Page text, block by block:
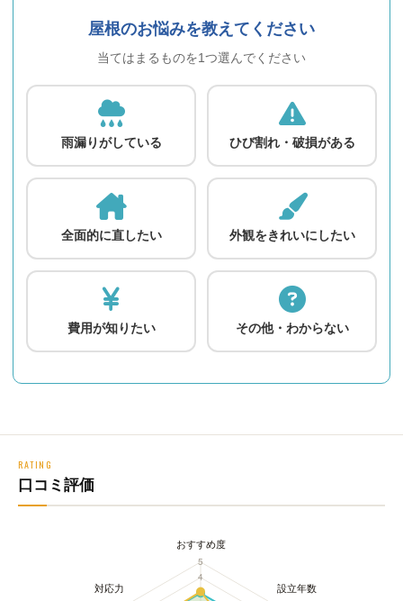
屋根のお悩みを教えてください
当てはまるものを1つ選んでください
雨漏りがしている ひび割れ・破損がある
全面的に直したい 外観をきれいにしたい
費用が知りたい その他・わからない
RATING
口コミ評価